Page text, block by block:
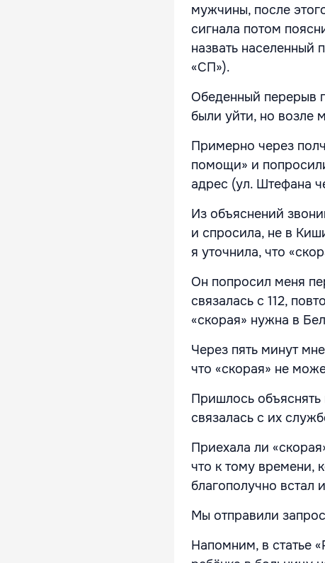
мужчины, после
сигнала потом
назвать населенный
«СП»).
Обеденный перерыв
были уйти, но возле
Примерно через
помощи» и
адрес (ул. Штефана
Из объяснений
и спросила, не в
я уточнила, что
Он попросил меня
связалась с 112,
«скорая» нужна в
Через пять минут
что «скорая» не
Пришлось
связалась с их
Приехала ли
что к тому времени,
благополучно встал
Мы отправили
Напомним, в статье